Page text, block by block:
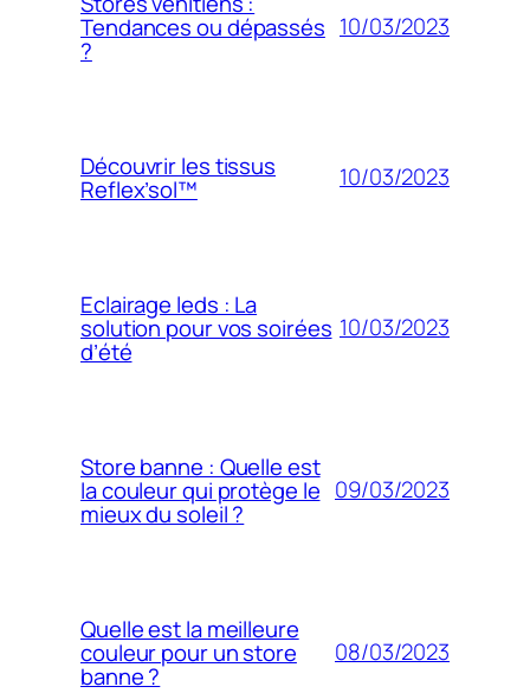
Tendances ou dépassés
?
10/03/2023
Découvrir les tissus
Reflex’sol™ 10/03/2023
Eclairage leds : La
solution pour vos soirées
d’été
10/03/2023
Store banne : Quelle est
la couleur qui protège le
mieux du soleil ?
09/03/2023
Quelle est la meilleure
couleur pour un store
banne ?
08/03/2023